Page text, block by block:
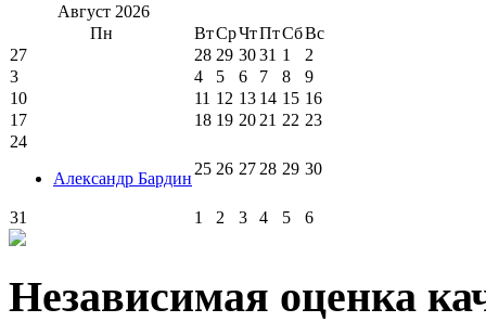
Август 2026
Пн
ВтСрЧтПтСбВс
27
28 29 3031 1
2
3
4 5 6 7 8
9
10
11 12 13 14 15 16
17
18 19 20 21 22 23
24
Александр Бардин
25 26 27 28 29 30
31 1 2 3 4 5 6
Независимая оценка